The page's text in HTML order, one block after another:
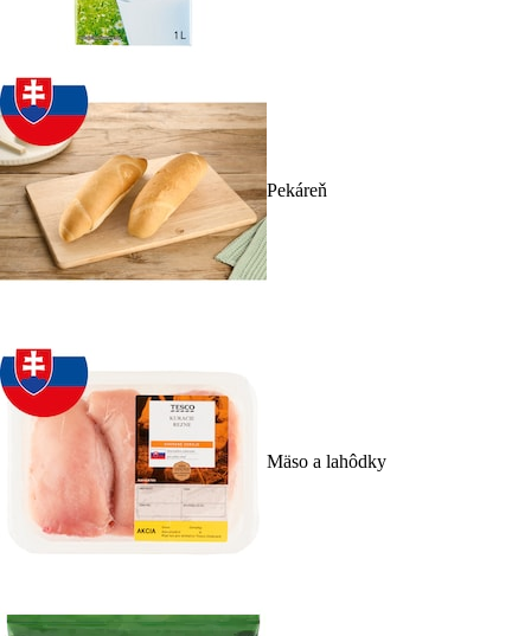
Pekáreň
Mäso a lahôdky